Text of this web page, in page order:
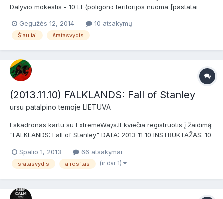
Dalyvio mokestis - 10 Lt (poligono teritorijos nuoma [pastatai
http://goo.gl/Gsal57 Žaidimo lygis - 1 lygis (su savo arba
išnuomota įranga) Taisyklės - LSB patvirtintos taisyklės...
Gegužės 12, 2014 10 atsakymų
Šiauliai šratasvydis
(2013.11.10) FALKLANDS: Fall of Stanley
ursu patalpino temoje LIETUVA
Eskadronas kartu su ExtremeWays.lt kviečia registruotis į žaidimą:
"FALKLANDS: Fall of Stanley" DATA: 2013 11 10 INSTRUKTAŽAS: 10
teritorija, karo lauko virtuvė, dekoracijos, dūmai, pirotechnika,
transportas kiekvienai pusei po 1 auto )...
Spalio 1, 2013 66 atsakymai
sratasvydis airosftas (ir dar 1)